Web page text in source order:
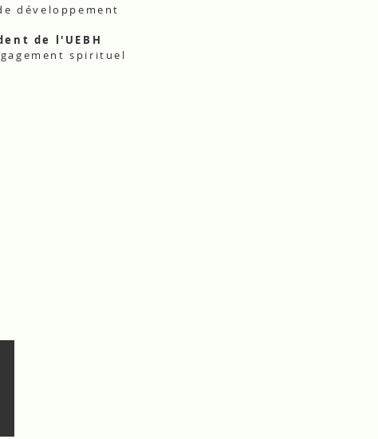
développement
de l'UEBH
spirituel